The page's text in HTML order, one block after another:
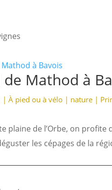
de Mathod à
| À pied ou à vélo | nature |
plaine de l’Orbe, on
les cépages de la